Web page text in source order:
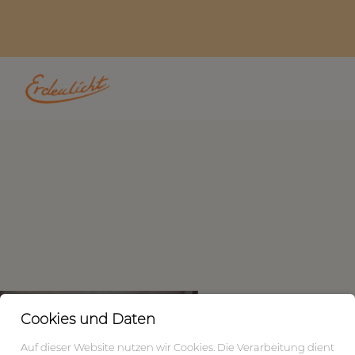
Cookies und Daten
Auf dieser Website nutzen wir Cookies. Die Verarbeitung dient